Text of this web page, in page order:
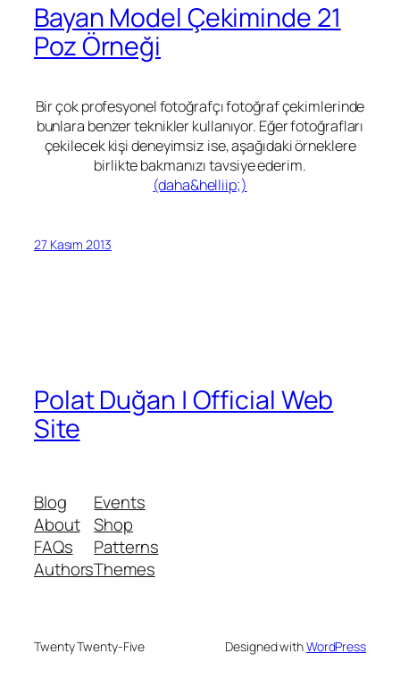
Bayan Model Çekiminde 21
Poz Örneği
Bir çok profesyonel fotoğrafçı fotoğraf çekimlerinde
bunlara benzer teknikler kullanıyor. Eğer fotoğrafları
çekilecek kişi deneyimsiz ise, aşağıdaki örneklere
birlikte bakmanızı tavsiye ederim.
(daha&helliip;)
27 Kasım 2013
Polat Duğan | Official Web
Site
Blog
About
FAQs
Authors
Events
Shop
Patterns
Themes
Twenty Twenty-Five Designed withWordPress